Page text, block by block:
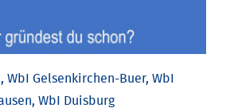
WbI Gelsenkirchen-Buer, WbI
WbI Duisburg